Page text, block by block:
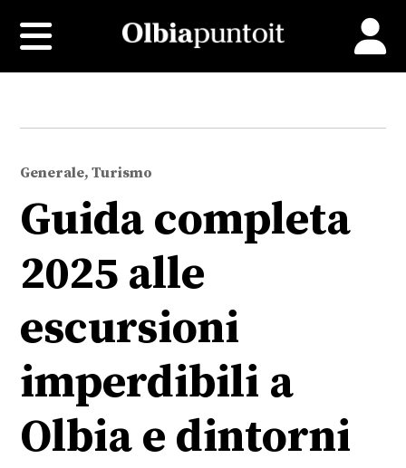
Generale, Turismo
Guida completa
2025 alle
escursioni
imperdibili a
Olbia e dintorni